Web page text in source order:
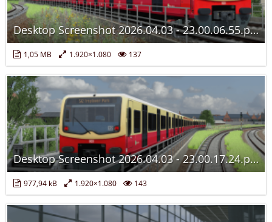
Desktop Screenshot 2026.04.03 - 23.00.06.55.png
1,05 MB 1.920×1.080 137
Desktop Screenshot 2026.04.03 - 23.00.17.24.png
977,94 kB 1.920×1.080 143